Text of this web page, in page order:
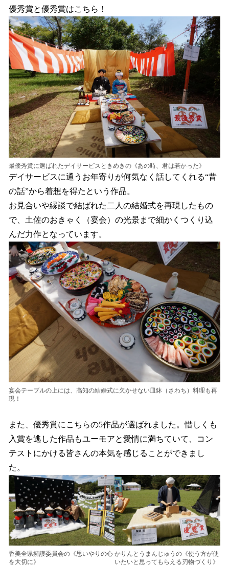
優秀賞と優秀賞はこちら！
最優秀賞に選ばれたデイサービスときめきの《あの時、君は若かった》
デイサービスに通うお年寄りが何気なく話してくれる“昔
の話”から着想を得たという作品。
お見合いや縁談で結ばれた二人の結婚式を再現したもの
で、土佐のおきゃく（宴会）の光景まで細かくつくり込
んだ力作となっています。
宴会テーブルの上には、高知の結婚式に欠かせない皿鉢（さわち）料理も再
現！
また、優秀賞にこちらの5作品が選ばれました。惜しくも
入賞を逃した作品もユーモアと愛情に満ちていて、コン
テストにかける皆さんの本気を感じることができまし
た。
香美全県擁護委員会の《思いやりの心
を大切に》
かりんとうまんじゅうの《使う方が使
いたいと思ってもらえる刃物づくり》